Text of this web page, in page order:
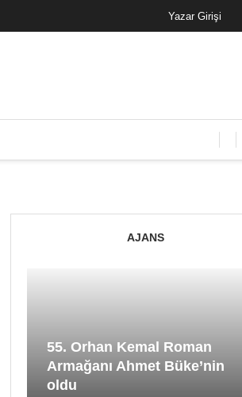
Yazar Girişi
AJANS
55. Orhan Kemal Roman
Armağanı Ahmet Büke’nin
oldu